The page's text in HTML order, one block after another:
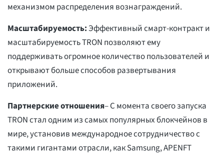
механизмом распределения вознаграждений.
Масштабируемость:Эффективный смарт-контракт и
масштабируемость TRON позволяют ему
поддерживать огромное количество пользователей и
открывают больше способов развертывания
приложений.
Партнерские отношения– С момента своего запуска
TRON стал одним из самых популярных блокчейнов в
мире, установив международное сотрудничество с
такими гигантами отрасли, как Samsung, APENFT